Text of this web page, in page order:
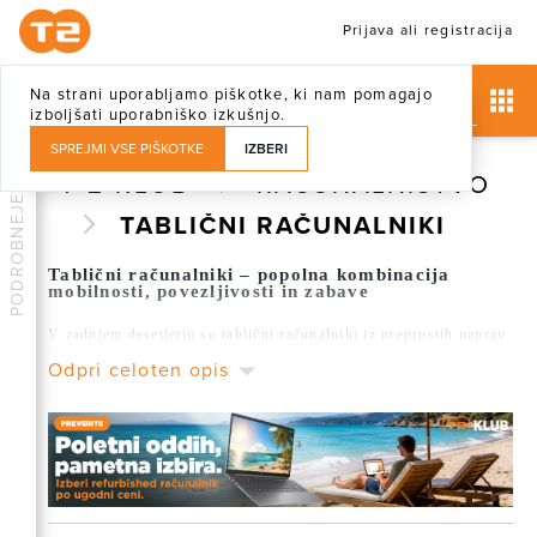
Na strani uporabljamo piškotke, ki nam pomagajo
izboljšati uporabniško izkušnjo.
SPREJMI VSE PIŠKOTKE IZBERI
Prijava ali registracija
PODROBNEJE
T-2 KLUB
RAČUNALNIŠTVO
TABLIČNI RAČUNALNIKI
Odpri celoten opis
Tablični računalniki – popolna kombinacija
mobilnosti, povezljivosti in zabave
V zadnjem desetletju so tablični računalniki iz preprostih naprav
ki uspešno zapolnjujejo vrzel med pametnimi telefoni in
zaslona in intuitivnega upravljanja postajajo nepogrešljivi v
vsakdanjem življenju – za delo, šolo, potovanja, zabavo in
komunikacijo.